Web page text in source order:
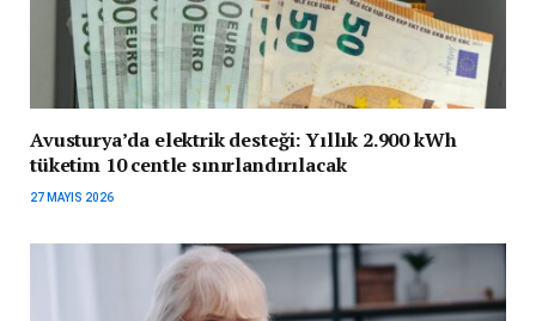
Avusturya’da elektrik desteği: Yıllık 2.900 kWh
tüketim 10 centle sınırlandırılacak
27 MAYIS 2026